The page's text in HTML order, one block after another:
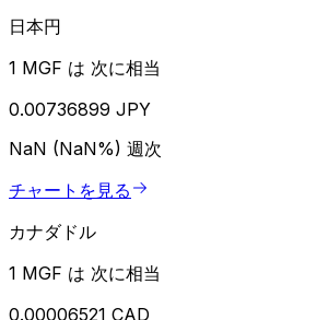
日本円
1 MGF は 次に相当
0.00736899 JPY
NaN (NaN%) 週次
チャートを見る
カナダドル
1 MGF は 次に相当
0.00006521 CAD